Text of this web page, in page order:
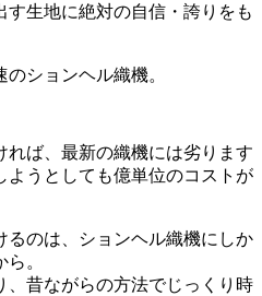
生地に絶対の自信・誇りをも
ションヘル織機。
れば、最新の織機には劣ります
ようとしても億単位のコストが
るのは、ションヘル織機にしか
。
、昔ながらの方法でじっくり時